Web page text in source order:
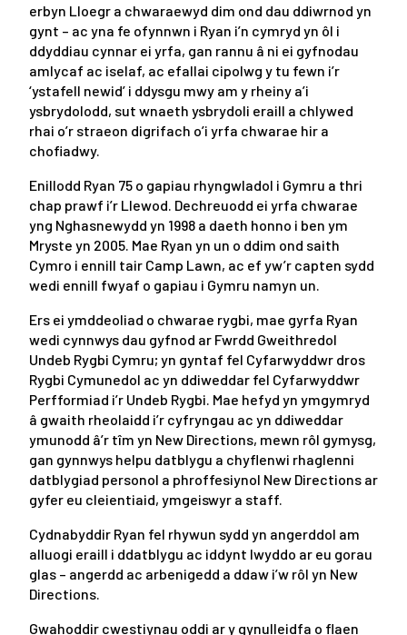
erbyn Lloegr a chwaraewyd dim ond dau ddiwrnod yn
gynt – ac yna fe ofynnwn i Ryan i’n cymryd yn ôl i
ddyddiau cynnar ei yrfa, gan rannu â ni ei gyfnodau
amlycaf ac iselaf, ac efallai cipolwg y tu fewn i’r
‘ystafell newid’ i ddysgu mwy am y rheiny a’i
ysbrydolodd, sut wnaeth ysbrydoli eraill a chlywed
rhai o’r straeon digrifach o’i yrfa chwarae hir a
chofiadwy.
Enillodd Ryan 75 o gapiau rhyngwladol i Gymru a thri
chap prawf i’r Llewod. Dechreuodd ei yrfa chwarae
yng Nghasnewydd yn 1998 a daeth honno i ben ym
Mryste yn 2005. Mae Ryan yn un o ddim ond saith
Cymro i ennill tair Camp Lawn, ac ef yw’r capten sydd
wedi ennill fwyaf o gapiau i Gymru namyn un.
Ers ei ymddeoliad o chwarae rygbi, mae gyrfa Ryan
wedi cynnwys dau gyfnod ar Fwrdd Gweithredol
Undeb Rygbi Cymru; yn gyntaf fel Cyfarwyddwr dros
Rygbi Cymunedol ac yn ddiweddar fel Cyfarwyddwr
Perfformiad i’r Undeb Rygbi. Mae hefyd yn ymgymryd
â gwaith rheolaidd i’r cyfryngau ac yn ddiweddar
ymunodd â’r tîm yn New Directions, mewn rôl gymysg,
gan gynnwys helpu datblygu a chyflenwi rhaglenni
datblygiad personol a phroffesiynol New Directions ar
gyfer eu cleientiaid, ymgeiswyr a staff.
Cydnabyddir Ryan fel rhywun sydd yn angerddol am
alluogi eraill i ddatblygu ac iddynt lwyddo ar eu gorau
glas – angerdd ac arbenigedd a ddaw i’w rôl yn New
Directions.
Gwahoddir cwestiynau oddi ar y gynulleidfa o flaen